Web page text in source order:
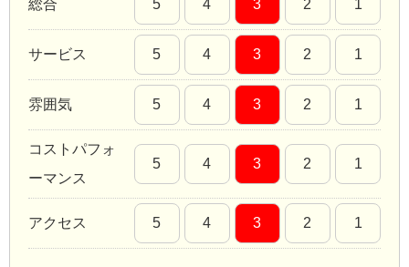
総合 5 4 3 2 1
サービス 5 4 3 2 1
雰囲気 5 4 3 2 1
コストパフォ
ーマンス
5 4 3 2 1
アクセス 5 4 3 2 1